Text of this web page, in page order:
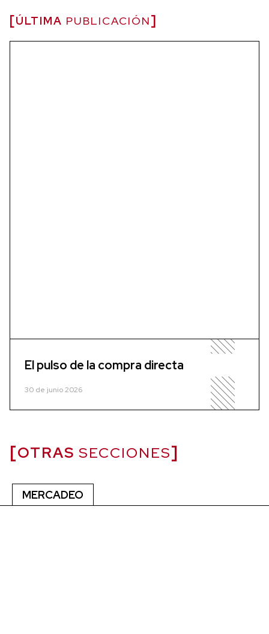
ÚLTIMA PUBLICACIÓN
El pulso de la compra directa
30 de junio 2026
OTRAS SECCIONES
MERCADEO